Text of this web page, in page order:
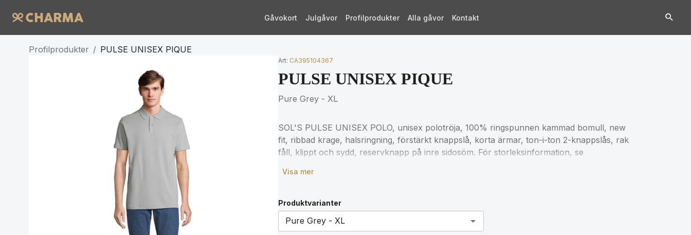
Gåvokort Julgåvor Profilprodukter Alla gåvor Kontakt
Profilprodukter / PULSE UNISEX PIQUE
Art: CA395104367
PULSE UNISEX PIQUE
Pure Grey - XL
SOL'S PULSE UNISEX POLO, unisex polotröja, 100% ringspunnen kammad bomull, new
fit, ribbad krage, halsringning, förstärkt knappslå, korta ärmar, ton-i-ton 2-knappslås, rak
fåll, klippt och sydd, reservknapp på inre sidosöm. För storleksinformation, se
Visa mer
Produktvarianter